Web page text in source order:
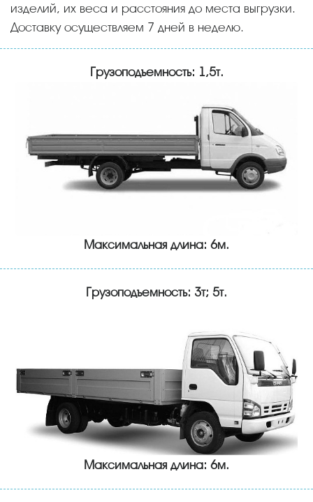
изделий, их веса и расстояния до места выгрузки.
Доставку осуществляем 7 дней в неделю.
Грузоподъемность: 1,5т.
Максимальная длина: 6м.
Грузоподъемность: 3т; 5т.
Максимальная длина: 6м.